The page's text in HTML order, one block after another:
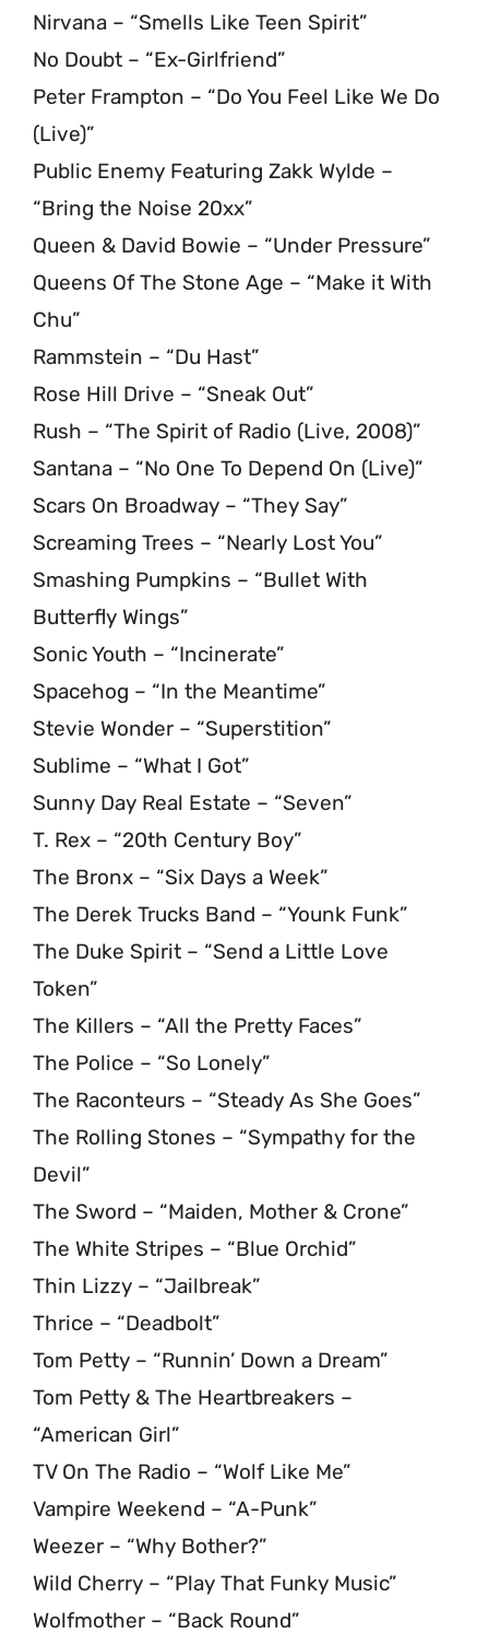
Nirvana – “Smells Like Teen Spirit”
No Doubt – “Ex-Girlfriend”
Peter Frampton – “Do You Feel Like We Do
(Live)”
Public Enemy Featuring Zakk Wylde –
“Bring the Noise 20xx”
Queen & David Bowie – “Under Pressure”
Queens Of The Stone Age – “Make it With
Chu”
Rammstein – “Du Hast”
Rose Hill Drive – “Sneak Out”
Rush – “The Spirit of Radio (Live, 2008)”
Santana – “No One To Depend On (Live)”
Scars On Broadway – “They Say”
Screaming Trees – “Nearly Lost You”
Smashing Pumpkins – “Bullet With
Butterfly Wings”
Sonic Youth – “Incinerate”
Spacehog – “In the Meantime”
Stevie Wonder – “Superstition”
Sublime – “What I Got”
Sunny Day Real Estate – “Seven”
T. Rex – “20th Century Boy”
The Bronx – “Six Days a Week”
The Derek Trucks Band – “Younk Funk”
The Duke Spirit – “Send a Little Love
Token”
The Killers – “All the Pretty Faces”
The Police – “So Lonely”
The Raconteurs – “Steady As She Goes”
The Rolling Stones – “Sympathy for the
Devil”
The Sword – “Maiden, Mother & Crone”
The White Stripes – “Blue Orchid”
Thin Lizzy – “Jailbreak”
Thrice – “Deadbolt”
Tom Petty – “Runnin’ Down a Dream”
Tom Petty & The Heartbreakers –
“American Girl”
TV On The Radio – “Wolf Like Me”
Vampire Weekend – “A-Punk”
Weezer – “Why Bother?”
Wild Cherry – “Play That Funky Music”
Wolfmother – “Back Round”